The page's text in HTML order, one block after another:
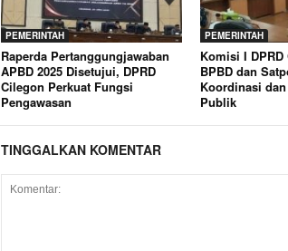
PEMERINTAH
Raperda Pertanggungjawaban
APBD 2025 Disetujui, DPRD
Cilegon Perkuat Fungsi
Pengawasan
PEMERINTAH
Komisi I
BPBD dan
Koordinasi
Publik
TINGGALKAN KOMENTAR